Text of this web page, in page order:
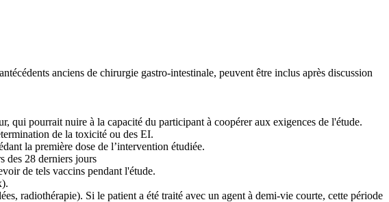
anciens de chirurgie gastro-intestinale, peuvent être inclus après discussion
qui pourrait nuire à la capacité du participant à coopérer aux exigences de l'étude.
de la toxicité ou des EI.
la première dose de l’intervention étudiée.
des 28 derniers jours
de tels vaccins pendant l'étude.
radiothérapie). Si le patient a été traité avec un agent à demi-vie courte, cette période